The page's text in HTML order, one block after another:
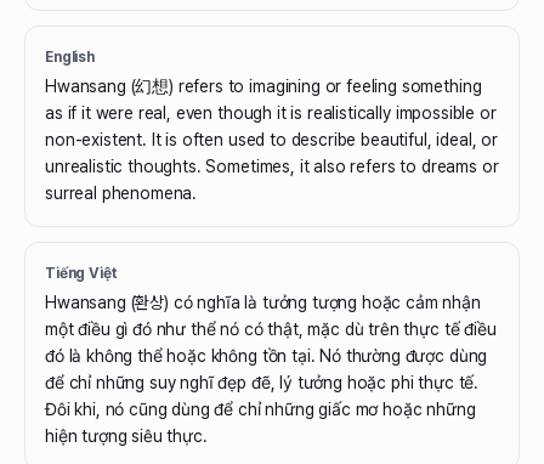
English
Hwansang (幻想) refers to imagining or feeling something
as if it were real, even though it is realistically impossible or
non-existent. It is often used to describe beautiful, ideal, or
unrealistic thoughts. Sometimes, it also refers to dreams or
surreal phenomena.
Tiếng Việt
Hwansang (환상) có nghĩa là tưởng tượng hoặc cảm nhận
một điều gì đó như thể nó có thật, mặc dù trên thực tế điều
đó là không thể hoặc không tồn tại. Nó thường được dùng
để chỉ những suy nghĩ đẹp đẽ, lý tưởng hoặc phi thực tế.
Đôi khi, nó cũng dùng để chỉ những giấc mơ hoặc những
hiện tượng siêu thực.